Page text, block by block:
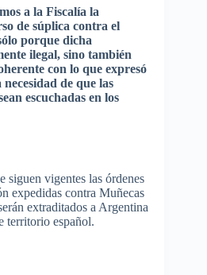
a la Fiscalía la
de súplica contra el
porque dicha
ilegal, sino también
con lo que expresó
necesidad de que las
escuchadas en los
siguen vigentes las órdenes
expedidas contra Muñecas
extraditados a Argentina
territorio español.